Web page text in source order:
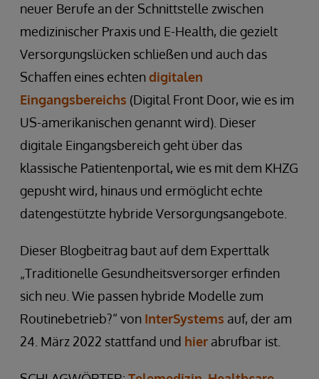
neuer Berufe an der Schnittstelle zwischen
medizinischer Praxis und E-Health, die gezielt
Versorgungslücken schließen und auch das
Schaffen eines echtendigitalen
Eingangsbereichs (Digital Front Door, wie es im
US-amerikanischen genannt wird). Dieser
digitale Eingangsbereich geht über das
klassische Patientenportal, wie es mit dem KHZG
gepusht wird, hinaus und ermöglicht echte
datengestützte hybride Versorgungsangebote.
Dieser Blogbeitrag baut auf dem Experttalk
„Traditionelle Gesundheitsversorger erfinden
sich neu. Wie passen hybride Modelle zum
Routinebetrieb?“ von InterSystems auf, der am
24. März 2022 stattfand und hier abrufbar ist.